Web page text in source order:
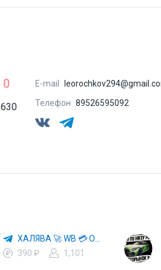
0
630
E-mail
Телефон 89526595092
390 ₽
1,101